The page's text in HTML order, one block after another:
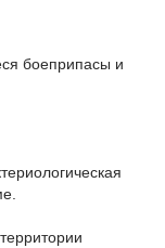
боеприпасы и